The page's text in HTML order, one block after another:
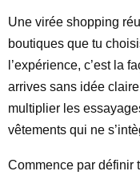
Une virée shopping
boutiques que tu
l’expérience, c’est la
arrives sans idée
multiplier les
vêtements qui ne
Commence par définir